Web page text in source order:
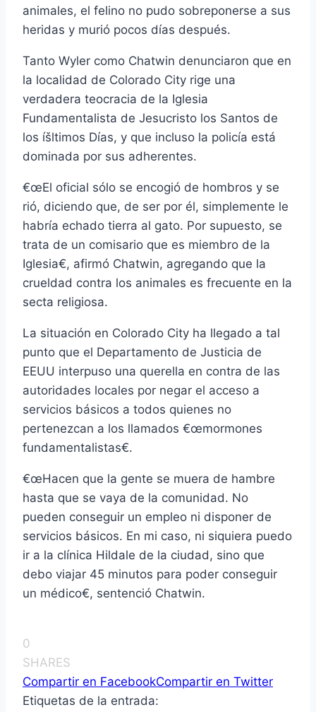
animales, el felino no pudo sobreponerse a sus
heridas y murió pocos dí­as después.
Tanto Wyler como Chatwin denunciaron que en
la localidad de Colorado City rige una
verdadera teocracia de la Iglesia
Fundamentalista de Jesucristo los Santos de
los íšltimos Dí­as, y que incluso la policí­a está
dominada por sus adherentes.
€œEl oficial sólo se encogió de hombros y se
rió, diciendo que, de ser por él, simplemente le
habrí­a echado tierra al gato. Por supuesto, se
trata de un comisario que es miembro de la
Iglesia€, afirmó Chatwin, agregando que la
crueldad contra los animales es frecuente en la
secta religiosa.
La situación en Colorado City ha llegado a tal
punto que el Departamento de Justicia de
EEUU interpuso una querella en contra de las
autoridades locales por negar el acceso a
servicios básicos a todos quienes no
pertenezcan a los llamados €œmormones
fundamentalistas€.
€œHacen que la gente se muera de hambre
hasta que se vaya de la comunidad. No
pueden conseguir un empleo ni disponer de
servicios básicos. En mi caso, ni siquiera puedo
ir a la clí­nica Hildale de la ciudad, sino que
debo viajar 45 minutos para poder conseguir
un médico€, sentenció Chatwin.
0
SHARES
Compartir en FacebookCompartir en Twitter
Etiquetas de la entrada: